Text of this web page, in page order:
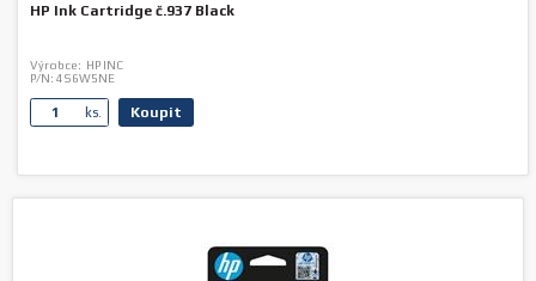
HP Ink Cartridge č.937 Black
Výrobce: HP INC
P/N: 4S6W5NE
ks. Koupit